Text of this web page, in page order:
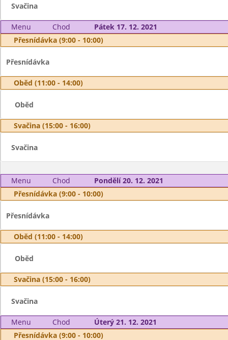
Svačina
Menu Chod
Pátek 17. 12. 2021
Přesnídávka (9:00 - 10:00)
Přesnídávka
Oběd (11:00 - 14:00)
Oběd
Svačina (15:00 - 16:00)
Svačina
Menu Chod
Pondělí 20. 12. 2021
Přesnídávka (9:00 - 10:00)
Přesnídávka
Oběd (11:00 - 14:00)
Oběd
Svačina (15:00 - 16:00)
Svačina
Menu Chod
Úterý 21. 12. 2021
Přesnídávka (9:00 - 10:00)